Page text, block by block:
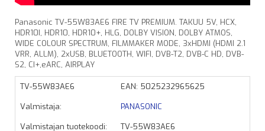
Panasonic TV-55W83AE6 FIRE TV PREMIUM. TAKUU 5V, HCX,
HDR10I, HDR10, HDR10+, HLG, DOLBY VISION, DOLBY ATMOS,
WIDE COLOUR SPECTRUM, FILMMAKER MODE, 3xHDMI (HDMI 2.1
VRR, ALLM), 2xUSB, BLUETOOTH, WIFI, DVB-T2, DVB-C HD, DVB-
S2, CI+,eARC, AIRPLAY
TV-55W83AE6
EAN: 5025232965625
Valmistaja:
PANASONIC
Valmistajan tuotekoodi:
TV-55W83AE6